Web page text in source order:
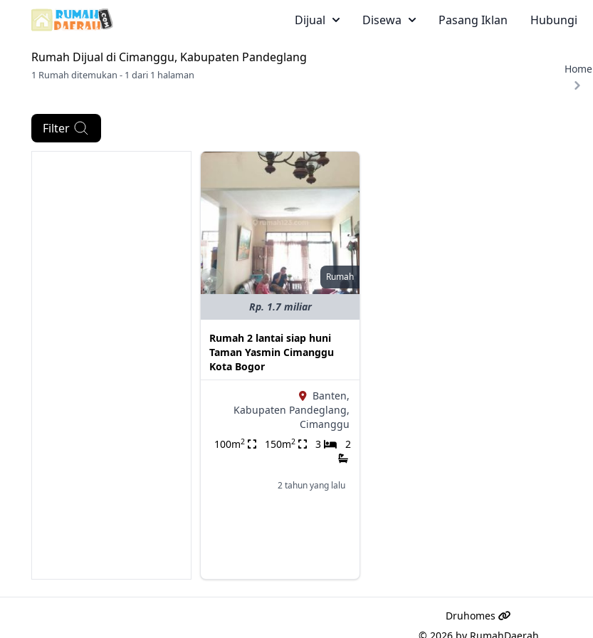
Dijual Disewa Pasang Iklan Hubungi
Rumah Dijual di Cimanggu, Kabupaten Pandeglang
1 Rumah ditemukan - 1 dari 1 halaman Home
Filter
Rumah
Rp. 1.7 miliar
Rumah 2 lantai siap huni
Taman Yasmin Cimanggu
Kota Bogor
Banten,
Kabupaten Pandeglang,
Cimanggu
100m2 150m2 3 2
2 tahun yang lalu
Druhomes